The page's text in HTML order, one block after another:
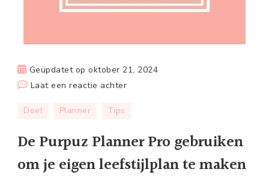
Geüpdatet opoktober 21, 2024
Laat een reactie achterop
Pro
gebruiken
Doel Planner Tips
De Purpuz Planner Pro gebruiken
om je eigen leefstijlplan te maken